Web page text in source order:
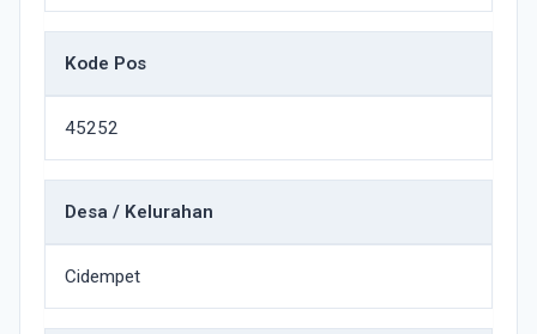
Kode Pos
45252
Desa / Kelurahan
Cidempet